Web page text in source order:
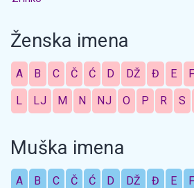
Ženska imena
A B C Č Ć D DŽ Đ E F
L LJ M N NJ O P R S
Muška imena
A B C Č Ć D DŽ Đ E F